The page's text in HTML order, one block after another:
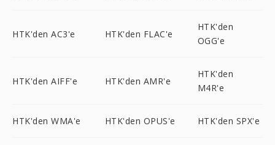
HTK'den AC3'e HTK'den FLAC'e
HTK'den
OGG'e
HTK'den AIFF'e HTK'den AMR'e
HTK'den
M4R'e
HTK'den WMA'e HTK'den OPUS'e HTK'den SPX'e